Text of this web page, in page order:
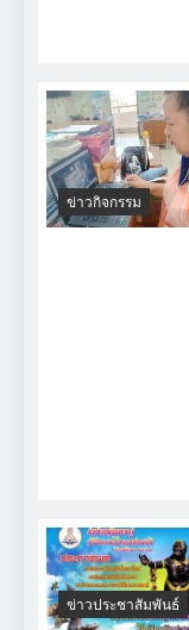
ข่าวกิจกรรม
ข่าวประชาสัมพันธ์